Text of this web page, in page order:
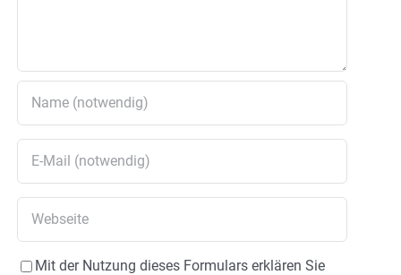
Mit der Nutzung dieses Formulars erklären Sie